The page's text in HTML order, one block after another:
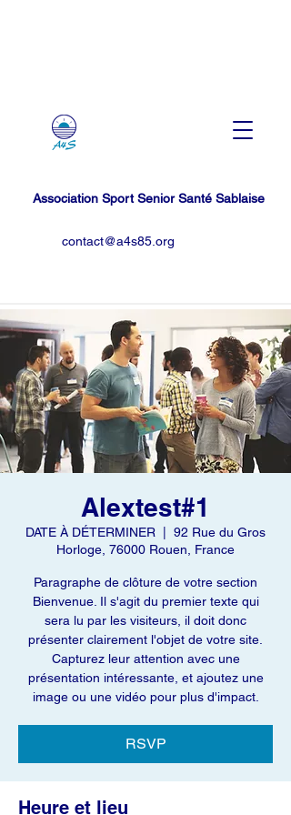
contact@a4s85.org
Association Sport Senior Santé Sablaise
Alextest#1
DATE À DÉTERMINER
92 Rue du Gros
Horloge, 76000 Rouen, France
Paragraphe de clôture de votre section
Bienvenue. Il s'agit du premier texte qui
sera lu par les visiteurs, il doit donc
présenter clairement l'objet de votre site.
Capturez leur attention avec une
présentation intéressante, et ajoutez une
image ou une vidéo pour plus d'impact.
RSVP
Heure et lieu